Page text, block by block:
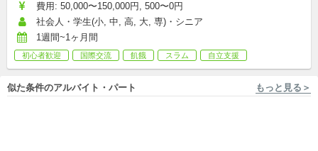
費用: 50,000〜150,000円, 500〜0円
社会人・学生(小, 中, 高, 大, 専)・シニア
1週間~1ヶ月間
初心者歓迎 国際交流 飢餓 スラム 自立支援
似た条件のアルバイト・パート もっと見る＞